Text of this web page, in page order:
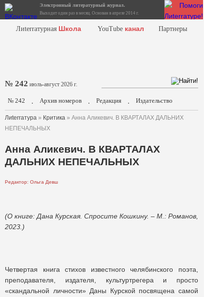
Электронный литературный журнал.
Выходит один раз в месяц. Основан в апреле 2014 г.
Лиterraтурная Школа YouTube канал Партнеры
№ 242 июль-август 2026 г.
№ 242 . Архив номеров . Редакция . Издательство
Лиterraтура » Критика » Анна Аликевич. В КВАРТАЛАХ ДАЛЬНИХ
НЕПЕЧАЛЬНЫХ
Анна Аликевич. В КВАРТАЛАХ
ДАЛЬНИХ НЕПЕЧАЛЬНЫХ
Редактор: Ольга Девш
(О книге: Дана Курская. Спросите Кошкину. – М.: Романов,
2023.)
Четвертая книга стихов известного челябинского поэта,
преподавателя, издателя, культуртрегера и просто
«скандальной личности» Даны Курской посвящена самой